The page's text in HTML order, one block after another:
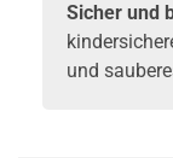
Sicher und
und